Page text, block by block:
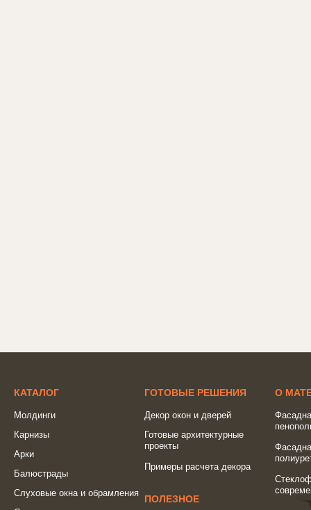
КАТАЛОГ
Молдинги
Карнизы
Арки
Балюстрады
Слуховые окна и обрамления
ГОТОВЫЕ РЕШЕНИЯ
Декор окон и дверей
Готовые архитектурные
проекты
Примеры расчета декора
ПОЛЕЗНОЕ
О